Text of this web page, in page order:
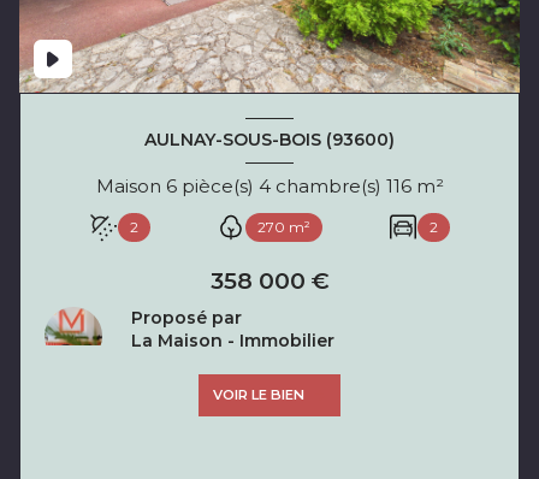
AULNAY-SOUS-BOIS (93600)
Maison 6 pièce(s) 4 chambre(s) 116 m²
2 270 m² 2
358 000 €
Proposé par
La Maison - Immobilier
VOIR LE BIEN